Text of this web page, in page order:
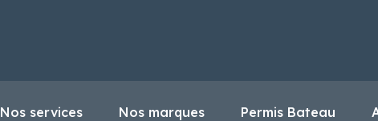
Nos services Nos marques Permis Bateau